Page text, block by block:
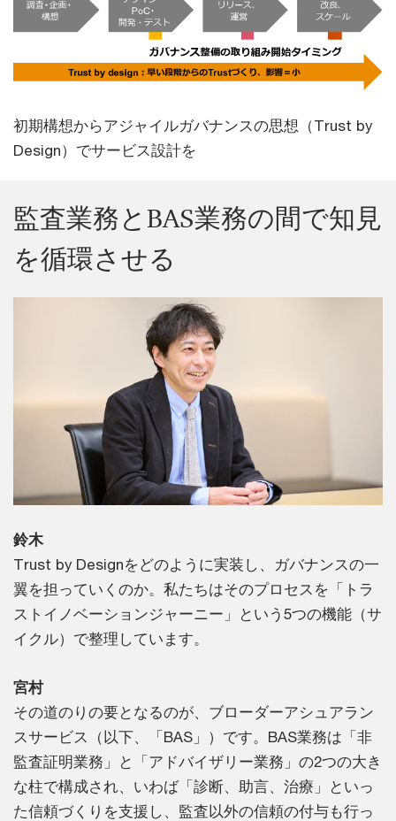
初期構想からアジャイルガバナンスの思想（Trust by
Design）でサービス設計を
監査業務とBAS業務の間で知見
を循環させる
鈴木
Trust by Designをどのように実装し、ガバナンスの一
翼を担っていくのか。私たちはそのプロセスを「トラ
ストイノベーションジャーニー」という5つの機能（サ
イクル）で整理しています。
宮村
その道のりの要となるのが、ブローダーアシュアラン
スサービス（以下、「BAS」）です。BAS業務は「非
監査証明業務」と「アドバイザリー業務」の2つの大き
な柱で構成され、いわば「診断、助言、治療」といっ
た信頼づくりを支援し、監査以外の信頼の付与も行っ